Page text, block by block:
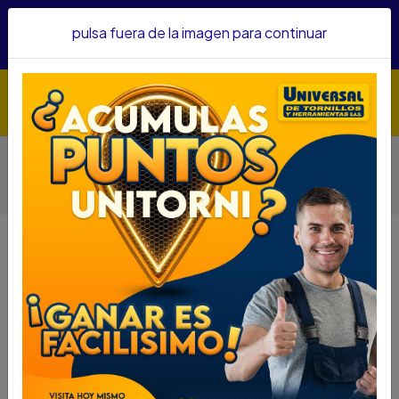
confianza&nbsp;Recibe un KIT PARRILLERO por compras
Inicio Herramientas
Herramienta Neumática
Pistolas Neumáticas
PISTOLA IMPACTO INALAMBRICA BOSCH GDS 18V-
400+CARGADOR+2 BATERIAS 18V 4AH 0601.9K
PISTOLA IMPACTO INALAMBRICA
BOSCH GDS 18V-
400+CARGADOR+2 BATERIAS 18V
4AH 0601.9K
DESCRIPCIÓN
PISTOLA IMPACTO INALAMBRICA BOSCH GDS 18V-
pulsa fuera de la imagen para continuar